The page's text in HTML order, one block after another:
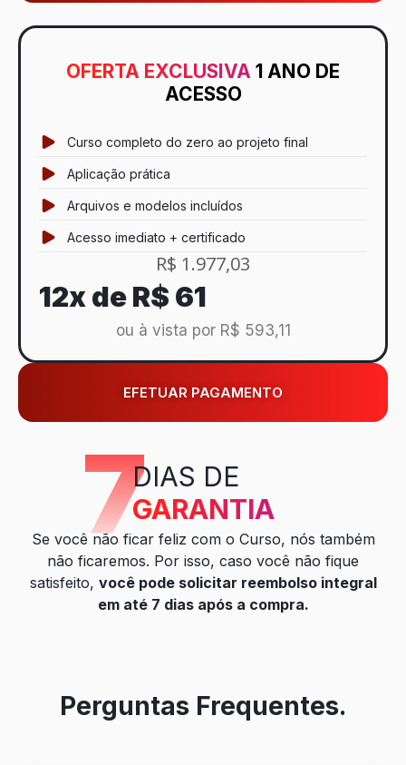
OFERTA EXCLUSIVA 1 ANO DE
ACESSO
Curso completo do zero ao projeto final
Aplicação prática
Arquivos e modelos incluídos
Acesso imediato + certificado
R$ 1.977,03
12x deR$ 61
ou à vista por R$ 593,11
EFETUAR PAGAMENTO
7DIAS DE
GARANTIA
Se você não ficar feliz com o Curso, nós também
não ficaremos. Por isso, caso você não fique
satisfeito, você pode solicitar reembolso integral
em até 7 dias após a compra.
Perguntas Frequentes.